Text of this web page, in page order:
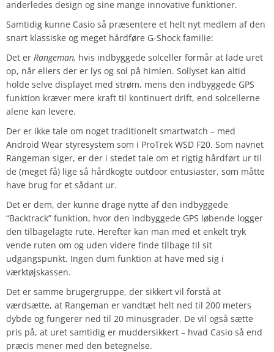
anderledes design og sine mange innovative funktioner.
Samtidig kunne Casio så præsentere et helt nyt medlem af den
snart klassiske og meget hårdføre G-Shock familie:
Det er Rangeman, hvis indbyggede solceller formår at lade uret
op, når ellers der er lys og sol på himlen. Sollyset kan altid
holde selve displayet med strøm, mens den indbyggede GPS
funktion kræver mere kraft til kontinuert drift, end solcellerne
alene kan levere.
Der er ikke tale om noget traditionelt smartwatch – med
Android Wear styresystem som i ProTrek WSD F20. Som navnet
Rangeman siger, er der i stedet tale om et rigtig hårdført ur til
de (meget få) lige så hårdkogte outdoor entusiaster, som måtte
have brug for et sådant ur.
Det er dem, der kunne drage nytte af den indbyggede
“Backtrack” funktion, hvor den indbyggede GPS løbende logger
den tilbagelagte rute. Herefter kan man med et enkelt tryk
vende ruten om og uden videre finde tilbage til sit
udgangspunkt. Ingen dum funktion at have med sig i
værktøjskassen.
Det er samme brugergruppe, der sikkert vil forstå at
værdsætte, at Rangeman er vandtæt helt ned til 200 meters
dybde og fungerer ned til 20 minusgrader. De vil også sætte
pris på, at uret samtidig er muddersikkert – hvad Casio så end
præcis mener med den betegnelse.